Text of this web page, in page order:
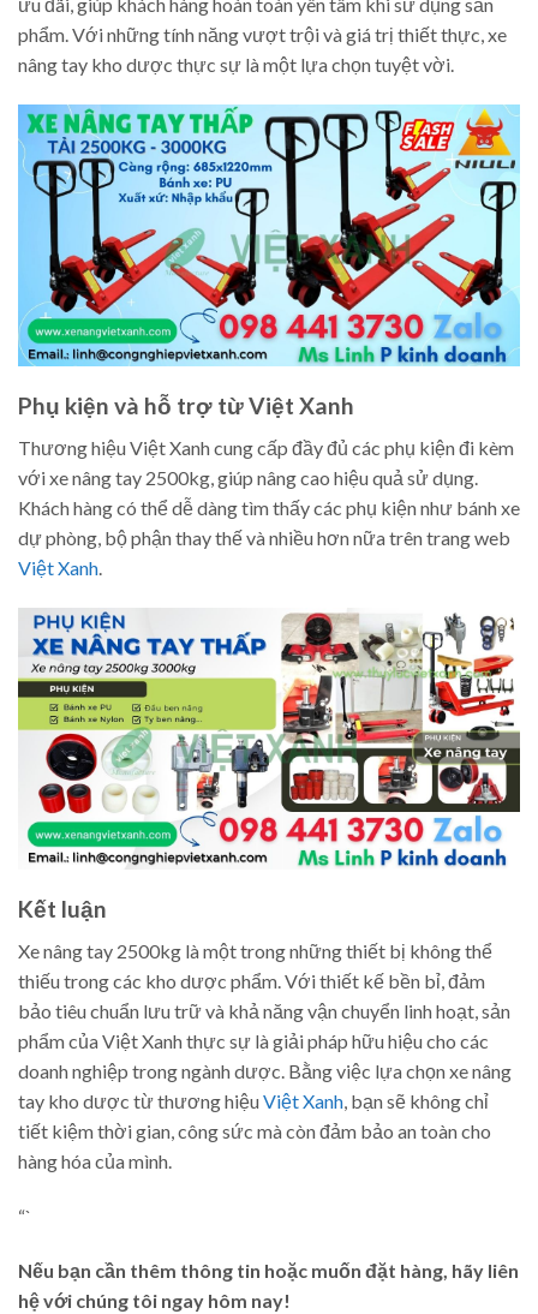
phẩm. Với những tính năng vượt trội và giá trị thiết thực, xe
nâng tay kho dược thực sự là một lựa chọn tuyệt vời.
Phụ kiện và hỗ trợ từ Việt Xanh
Thương hiệu Việt Xanh cung cấp đầy đủ các phụ kiện đi kèm
với xe nâng tay 2500kg, giúp nâng cao hiệu quả sử dụng.
Khách hàng có thể dễ dàng tìm thấy các phụ kiện như bánh xe
dự phòng, bộ phận thay thế và nhiều hơn nữa trên trang web
Việt Xanh
Kết luận
Xe nâng tay 2500kg là một trong những thiết bị không thể
thiếu trong các kho dược phẩm. Với thiết kế bền bỉ, đảm
bảo tiêu chuẩn lưu trữ và khả năng vận chuyển linh hoạt, sản
phẩm của Việt Xanh thực sự là giải pháp hữu hiệu cho các
doanh nghiệp trong ngành dược. Bằng việc lựa chọn xe nâng
tay kho dược từ thương hiệuViệt Xanh , bạn sẽ không chỉ
tiết kiệm thời gian, công sức mà còn đảm bảo an toàn cho
hàng hóa của mình.
“`
Nếu bạn cần thêm thông tin hoặc muốn đặt hàng, hãy liên
hệ với chúng tôi ngay hôm nay!